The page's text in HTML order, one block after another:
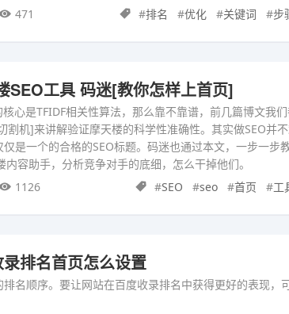
471 #排名 #优化 #关键词 #步
SEO工具 码迷[教你怎样上首页]
心是TFIDF相关性算法，那么靠不靠谱，前几篇博文我
机]来讲解验证摩天楼的科学性准确性。其实做SEO并
是一个的合格的SEO标题。码迷也通过本文，一步一步
容助手，分析竞争对手的底细，怎么干掉他们。
1126 #SEO #seo #首页 #工
排名首页怎么设置
名顺序。要让网站在百度收录排名中获得更好的表现，